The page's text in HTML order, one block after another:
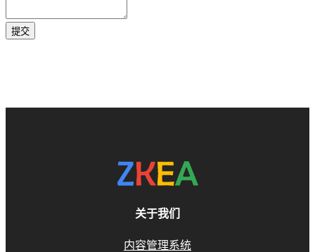
关于我们
内容管理系统